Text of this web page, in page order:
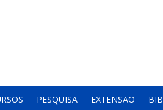
PESQUISA EXTENSÃO